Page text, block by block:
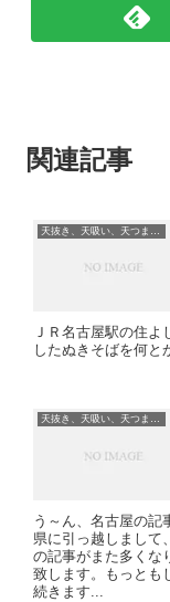
関連記事
天抜き、天吸い、天つま、立ち食い、蕎麦、etc
ＪＲ名古屋駅の住
したぬきそばを何と
天抜き、天吸い、天つま、立ち食い、蕎麦、etc
う～ん、名古屋の記
県に引っ越しまして
の記事がまた多くな
致します。もっとも
続きます...